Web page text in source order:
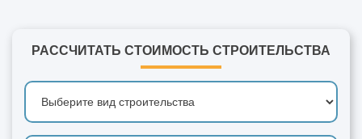
РАССЧИТАТЬ СТОИМОСТЬ СТРОИТЕЛЬСТВА